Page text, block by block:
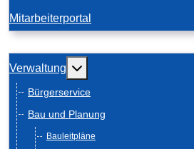
Mitarbeiterportal
Verwaltung Weitere
Bürgerservice
Bau und Planung
Bauleitpläne